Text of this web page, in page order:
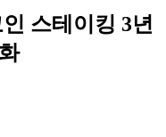
스테이킹 3년